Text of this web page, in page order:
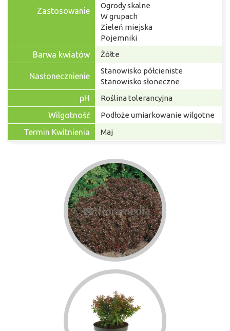
Zastosowanie
Ogrody skalne
W grupach
Zieleń miejska
Pojemniki
Barwa kwiatów Żółte
Nasłonecznienie
Stanowisko półcieniste
Stanowisko słoneczne
pH Roślina tolerancyjna
Wilgotność Podłoże umiarkowanie wilgotne
Termin Kwitnienia Maj